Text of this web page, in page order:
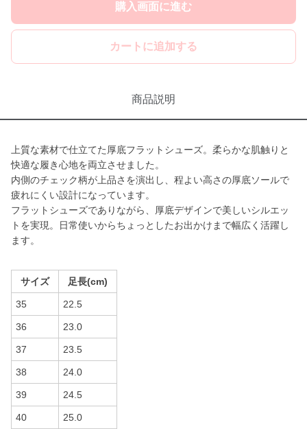
購入画面に進む
カートに追加する
商品説明
上質な素材で仕立てた厚底フラットシューズ。柔らかな肌触りと
快適な履き心地を両立させました。
内側のチェック柄が上品さを演出し、程よい高さの厚底ソールで
疲れにくい設計になっています。
フラットシューズでありながら、厚底デザインで美しいシルエッ
トを実現。日常使いからちょっとしたお出かけまで幅広く活躍し
ます。
サイズ 足長(cm)
35 22.5
36 23.0
37 23.5
38 24.0
39 24.5
40 25.0